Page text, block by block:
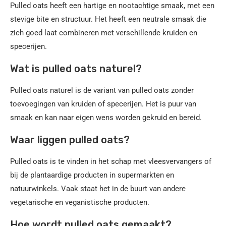
Pulled oats heeft een hartige en nootachtige smaak, met een
stevige bite en structuur. Het heeft een neutrale smaak die
zich goed laat combineren met verschillende kruiden en
specerijen.
Wat is pulled oats naturel?
Pulled oats naturel is de variant van pulled oats zonder
toevoegingen van kruiden of specerijen. Het is puur van
smaak en kan naar eigen wens worden gekruid en bereid.
Waar liggen pulled oats?
Pulled oats is te vinden in het schap met vleesvervangers of
bij de plantaardige producten in supermarkten en
natuurwinkels. Vaak staat het in de buurt van andere
vegetarische en veganistische producten.